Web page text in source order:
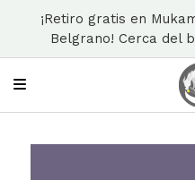
¡Retiro gratis en
Belgrano! Cerca del